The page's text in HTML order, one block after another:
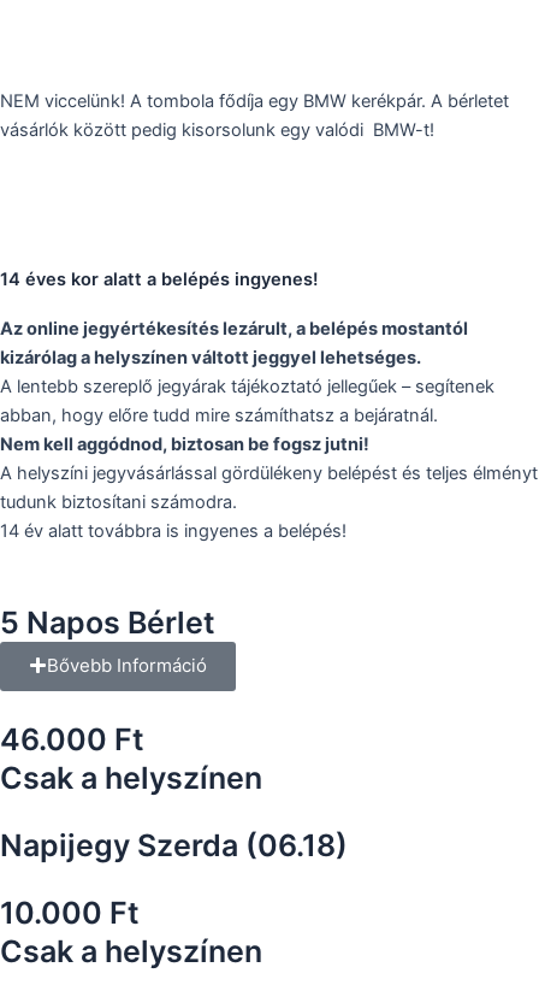
NEM viccelünk! A tombola fődíja egy BMW kerékpár. A bérletet
vásárlók között pedig kisorsolunk egy valódi BMW-t!
14 éves kor alatt a belépés ingyenes!
Az online jegyértékesítés lezárult, a belépés mostantól
kizárólag a helyszínen váltott jeggyel lehetséges.
A lentebb szereplő jegyárak tájékoztató jellegűek – segítenek
abban, hogy előre tudd mire számíthatsz a bejáratnál.
Nem kell aggódnod, biztosan be fogsz jutni!
A helyszíni jegyvásárlással gördülékeny belépést és teljes élményt
tudunk biztosítani számodra.
14 év alatt továbbra is ingyenes a belépés!
5 Napos Bérlet
Bővebb Információ
46.000 Ft
Csak a helyszínen
Napijegy Szerda (06.18)
10.000 Ft
Csak a helyszínen